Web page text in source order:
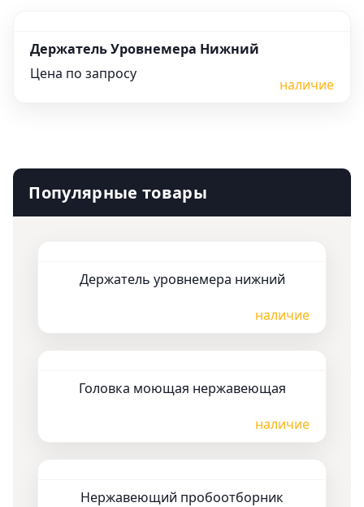
Держатель Уровнемера Нижний
Цена по запросу
наличие
Популярные товары
Держатель уровнемера нижний
наличие
Головка моющая нержавеющая
наличие
Нержавеющий пробоотборник